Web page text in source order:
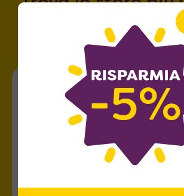
Trova lo store più
te!
Roma